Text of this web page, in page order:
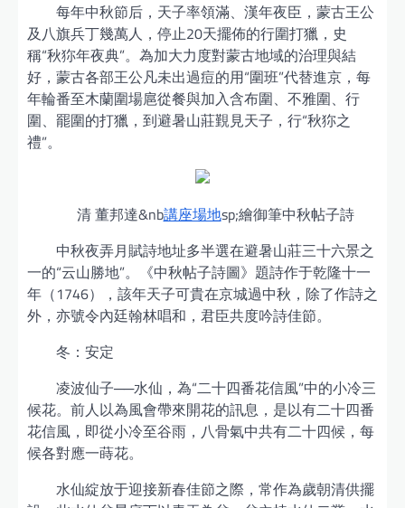
每年中秋節后，天子率領滿、漢年夜臣，蒙古王公
及八旗兵丁幾萬人，停止20天擺佈的行圍打獵，史
稱“秋狝年夜典”。為加大力度對蒙古地域的治理與結
好，蒙古各部王公凡未出過痘的用“圍班”代替進京，每
年輪番至木蘭圍場扈從餐與加入含布圍、不雅圍、行
圍、罷圍的打獵，到避暑山莊覲見天子，行“秋狝之
禮”。
清 董邦達&nb講座場地sp;繪御筆中秋帖子詩
中秋夜弄月賦詩地址多半選在避暑山莊三十六景之
一的“云山勝地”。《中秋帖子詩圖》題詩作于乾隆十一
年（1746），該年天子可貴在京城過中秋，除了作詩之
外，亦號令內廷翰林唱和，君臣共度吟詩佳節。
冬：安定
凌波仙子──水仙，為“二十四番花信風”中的小冷三
候花。前人以為風會帶來開花的訊息，是以有二十四番
花信風，即從小冷至谷雨，八骨氣中共有二十四候，每
候各對應一蒔花。
水仙綻放于迎接新春佳節之際，常作為歲朝清供擺